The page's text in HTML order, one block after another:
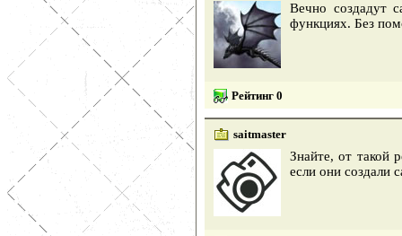
Вечно создадут
функциях. Без
Рейтинг 0
saitmaster
Знайте, от такой
если они создали